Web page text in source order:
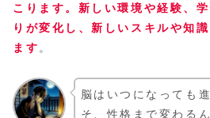
こります。新しい環境や経験、
りが変化し、新しいスキルや知
ます 。
脳はいつになっても
そ、性格まで変わるん